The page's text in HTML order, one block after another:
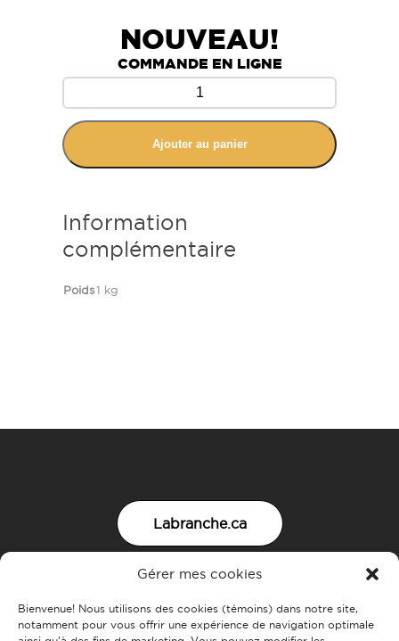
Gérer mes cookies
Bienvenue! Nous utilisons des cookies (témoins) dans notre site,
notamment pour vous offrir une expérience de navigation optimale
NOUVEAU!
COMMANDE EN LIGNE
Ajouter au panier
Information
complémentaire
Poids1 kg
Labranche.ca